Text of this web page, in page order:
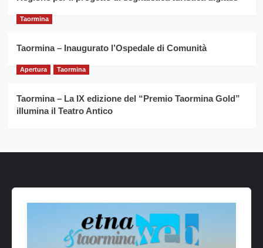
Taormina
Taormina – Inaugurato l’Ospedale di Comunità
Apertura Taormina
Taormina – La IX edizione del “Premio Taormina Gold”
illumina il Teatro Antico